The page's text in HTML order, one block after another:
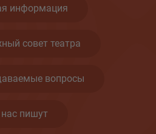
информация
совет театра
вопросы
пишут